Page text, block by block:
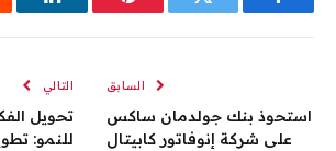
فيسبوك تويتر بينتيريست
السابق
استحوذ بنك جولدمان ساكس
على شركة إنوفاتور كابيتال
التالي
تحويل
للنمو: